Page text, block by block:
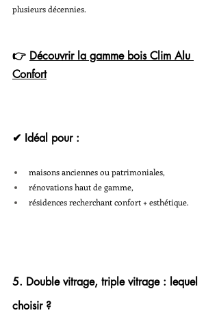
plusieurs décennies.
👉 Découvrir la gamme bois Clim Alu
Confort
✔ Idéal pour :
maisons anciennes ou patrimoniales,
rénovations haut de gamme,
résidences recherchant confort + esthétique.
5. Double vitrage, triple vitrage : lequel
choisir ?